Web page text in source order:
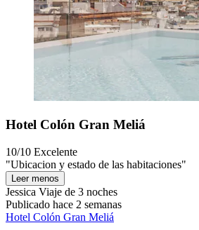
Hotel Colón Gran Meliá
10/10 Excelente
"Ubicacion y estado de las habitaciones"
Leer menos
Jessica Viaje de 3 noches
Publicado hace 2 semanas
Hotel Colón Gran Meliá